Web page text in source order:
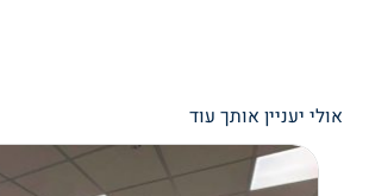
אולי יעניין אותך עוד